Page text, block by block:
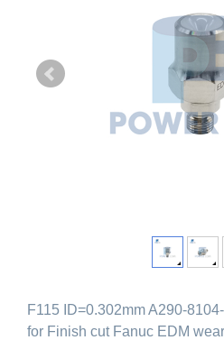
F115 ID=0.302mm A290-
for Finish cut Fanuc EDM